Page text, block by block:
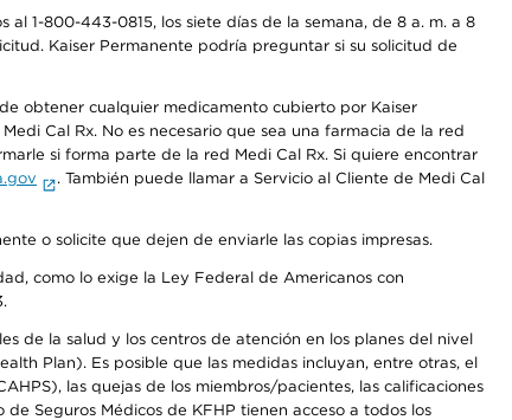
1-800-443-0815, los siete días de la semana, de 8 a. m. a 8
Kaiser Permanente podría preguntar si su solicitud de
obtener cualquier medicamento cubierto por Kaiser
Cal Rx. No es necesario que sea una farmacia de la red
si forma parte de la red Medi Cal Rx. Si quiere encontrar
. También puede llamar a Servicio al Cliente de Medi Cal
o solicite que dejen de enviarle las copias impresas.
como lo exige la Ley Federal de Americanos con
de la salud y los centros de atención en los planes del nivel
Plan). Es posible que las medidas incluyan, entre otras, el
las quejas de los miembros/pacientes, las calificaciones
Seguros Médicos de KFHP tienen acceso a todos los